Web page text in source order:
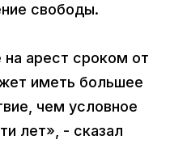
свободы.
арест сроком от
иметь большее
чем условное
лет», - сказал